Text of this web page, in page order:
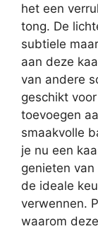
het een
tong. De
subtiele
aan deze
van andere
geschikt
toevoegen
smaakvolle
je nu een
genieten
de ideale
verwennen.
waarom